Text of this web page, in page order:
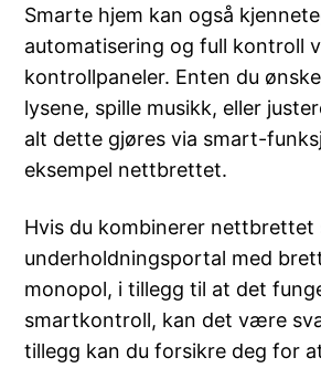
Smarte hjem kan også
automatisering og full kontroll
kontrollpaneler. Enten du
lysene, spille musikk, eller
alt dette gjøres via smart-
eksempel nettbrettet.
Hvis du kombinerer nettbrettet
underholdningsportal med
monopol, i tillegg til at det
smartkontroll, kan det være
tillegg kan du forsikre deg for